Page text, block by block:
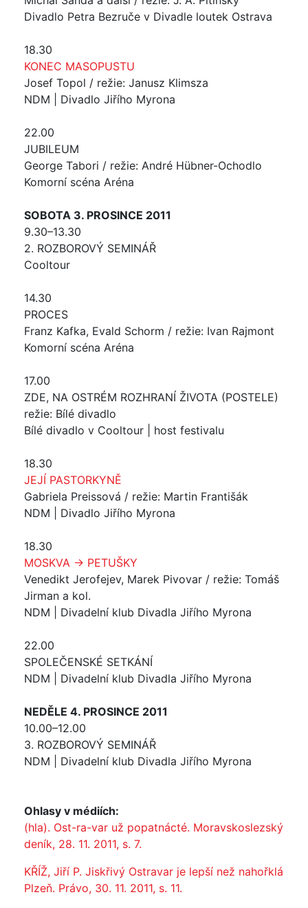
Divadlo Petra Bezruče v Divadle loutek Ostrava
18.30
KONEC MASOPUSTU
Josef Topol / režie: Janusz Klimsza
NDM | Divadlo Jiřího Myrona
22.00
JUBILEUM
George Tabori / režie: André Hübner-Ochodlo
Komorní scéna Aréna
SOBOTA 3. PROSINCE 2011
9.30–13.30
2. ROZBOROVÝ SEMINÁŘ
Cooltour
14.30
PROCES
Franz Kafka, Evald Schorm / režie: Ivan Rajmont
Komorní scéna Aréna
17.00
ZDE, NA OSTRÉM ROZHRANÍ ŽIVOTA (POSTELE)
režie: Bílé divadlo
Bílé divadlo v Cooltour | host festivalu
18.30
JEJÍ PASTORKYNĚ
Gabriela Preissová / režie: Martin Františák
NDM | Divadlo Jiřího Myrona
18.30
MOSKVA → PETUŠKY
Venedikt Jerofejev, Marek Pivovar / režie: Tomáš
Jirman a kol.
NDM | Divadelní klub Divadla Jiřího Myrona
22.00
SPOLEČENSKÉ SETKÁNÍ
NDM | Divadelní klub Divadla Jiřího Myrona
NEDĚLE 4. PROSINCE 2011
10.00–12.00
3. ROZBOROVÝ SEMINÁŘ
NDM | Divadelní klub Divadla Jiřího Myrona
Ohlasy v médiích:
(hla). Ost-ra-var už popatnácté. Moravskoslezský
deník, 28. 11. 2011, s. 7.
KŘÍŽ, Jiří P. Jiskřivý Ostravar je lepší než nahořklá
Plzeň. Právo, 30. 11. 2011, s. 11.